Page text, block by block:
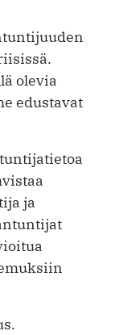
olevia
edustavat
ja